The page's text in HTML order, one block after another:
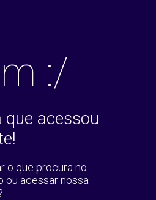
:/
que acessou
o que procura no
ou acessar nossa